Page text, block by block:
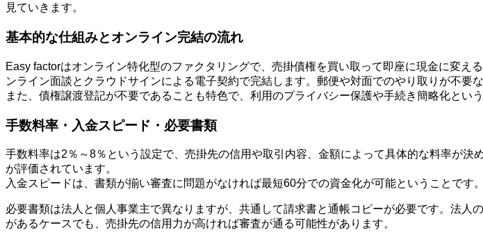
見ていきます。
基本的な仕組みとオンライン完結の流れ
Easy factorはオンライン特化型のファクタリングで、売掛債権を買い取って即座に現金に変
ンライン面談とクラウドサインによる電子契約で完結します。郵便や対面でのやり取りが不要
また、債権譲渡登記が不要であることも特色で、利用のプライバシー保護や手続き簡略化とい
手数料率・入金スピード・必要書類
手数料率は2％～8％という設定で、売掛先の信用や取引内容、金額によって具体的な料率が
が評価されています。
入金スピードは、書類が揃い審査に問題がなければ最短60分での資金化が可能ということです
必要書類は法人と個人事業主で異なりますが、共通して請求書と通帳コピーが必要です。法
があるケースでも、売掛先の信用力が高ければ審査が通る可能性があります。